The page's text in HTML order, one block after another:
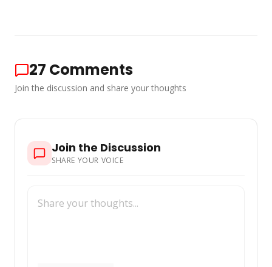
27 Comments
Join the discussion and share your thoughts
Join the Discussion
SHARE YOUR VOICE